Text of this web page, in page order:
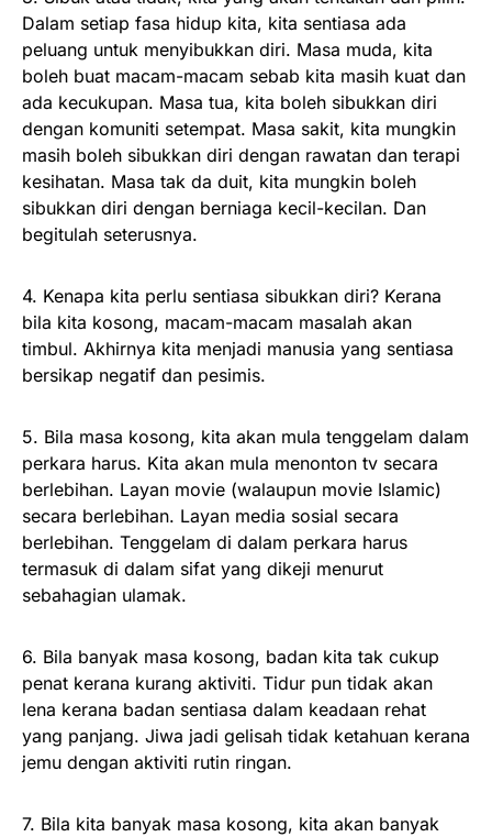
Dalam setiap fasa hidup kita, kita sentiasa ada
peluang untuk menyibukkan diri. Masa muda, kita
boleh buat macam-macam sebab kita masih kuat dan
ada kecukupan. Masa tua, kita boleh sibukkan diri
dengan komuniti setempat. Masa sakit, kita mungkin
masih boleh sibukkan diri dengan rawatan dan terapi
kesihatan. Masa tak da duit, kita mungkin boleh
sibukkan diri dengan berniaga kecil-kecilan. Dan
begitulah seterusnya.
4. Kenapa kita perlu sentiasa sibukkan diri? Kerana
bila kita kosong, macam-macam masalah akan
timbul. Akhirnya kita menjadi manusia yang sentiasa
bersikap negatif dan pesimis.
5. Bila masa kosong, kita akan mula tenggelam dalam
perkara harus. Kita akan mula menonton tv secara
berlebihan. Layan movie (walaupun movie Islamic)
secara berlebihan. Layan media sosial secara
berlebihan. Tenggelam di dalam perkara harus
termasuk di dalam sifat yang dikeji menurut
sebahagian ulamak.
6. Bila banyak masa kosong, badan kita tak cukup
penat kerana kurang aktiviti. Tidur pun tidak akan
lena kerana badan sentiasa dalam keadaan rehat
yang panjang. Jiwa jadi gelisah tidak ketahuan kerana
jemu dengan aktiviti rutin ringan.
7. Bila kita banyak masa kosong, kita akan banyak